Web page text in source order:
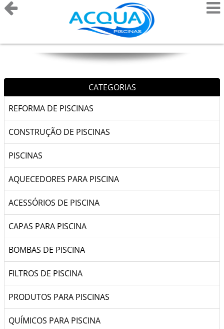
CATEGORIAS
REFORMA DE PISCINAS
CONSTRUÇÃO DE PISCINAS
PISCINAS
AQUECEDORES PARA PISCINA
ACESSÓRIOS DE PISCINA
CAPAS PARA PISCINA
BOMBAS DE PISCINA
FILTROS DE PISCINA
PRODUTOS PARA PISCINAS
QUÍMICOS PARA PISCINA